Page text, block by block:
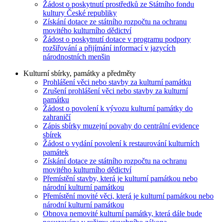
Žádost o poskytnutí prostředků ze Státního fondu
kultury České republiky
Získání dotace ze státního rozpočtu na ochranu
movitého kulturního dědictví
Žádost o poskytnutí dotace v programu podpory
rozšiřování a přijímání informací v jazycích
národnostních menšin
Kulturní sbírky, památky a předměty
Prohlášení věci nebo stavby za kulturní památku
Zrušení prohlášení věci nebo stavby za kulturní
památku
Žádost o povolení k vývozu kulturní památky do
zahraničí
Zápis sbírky muzejní povahy do centrální evidence
sbírek
Žádost o vydání povolení k restaurování kulturních
památek
Získání dotace ze státního rozpočtu na ochranu
movitého kulturního dědictví
Přemístění stavby, která je kulturní památkou nebo
národní kulturní památkou
Přemístění movité věci, která je kulturní památkou nebo
národní kulturní památkou
Obnova nemovité kulturní památky, která dále bude